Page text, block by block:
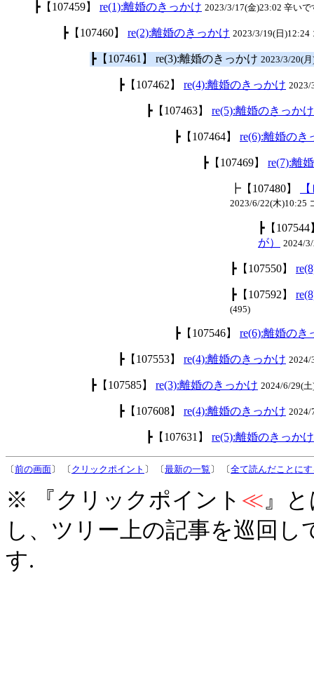
┣【107459】 re(1):離婚のきっかけ 2023/3/17(金)23:02 辛いで
┣【107460】 re(2):離婚のきっかけ 2023/3/19(日)12:24
┣【107461】 re(3):離婚のきっかけ 2023/3/20(
┣【107462】 re(4):離婚のきっかけ 2023/
┣【107463】 re(5):離婚のきっかけ
┣【107464】 re(6):離婚のき
┣【107469】 re(7):離
┣【107480】
2023/6/22(木)10:25
┣【
が）
2024/
┣【107550】
┣【107592】
(495)
┣【107546】 re(6):離婚のき
┣【107553】 re(4):離婚のきっかけ 2024/
┣【107585】 re(3):離婚のきっかけ 2024/6/29(
┣【107608】 re(4):離婚のきっかけ 2024/
┣【107631】 re(5):離婚のきっかけ
〔前の画面〕 〔 クリックポイント 〕 〔最新の一覧 〕 〔全て読んだことに
※ 『クリックポイント ≪』
し、ツリー上の記事を巡回
す.